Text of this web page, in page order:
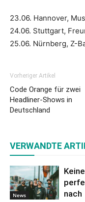
23.06. Hannover,
24.06. Stuttgart,
25.06. Nürnberg, Z-
Vorheriger Artikel
Code Orange für zwei
Headliner-Shows in
Deutschland
VERWANDTE
News
nach